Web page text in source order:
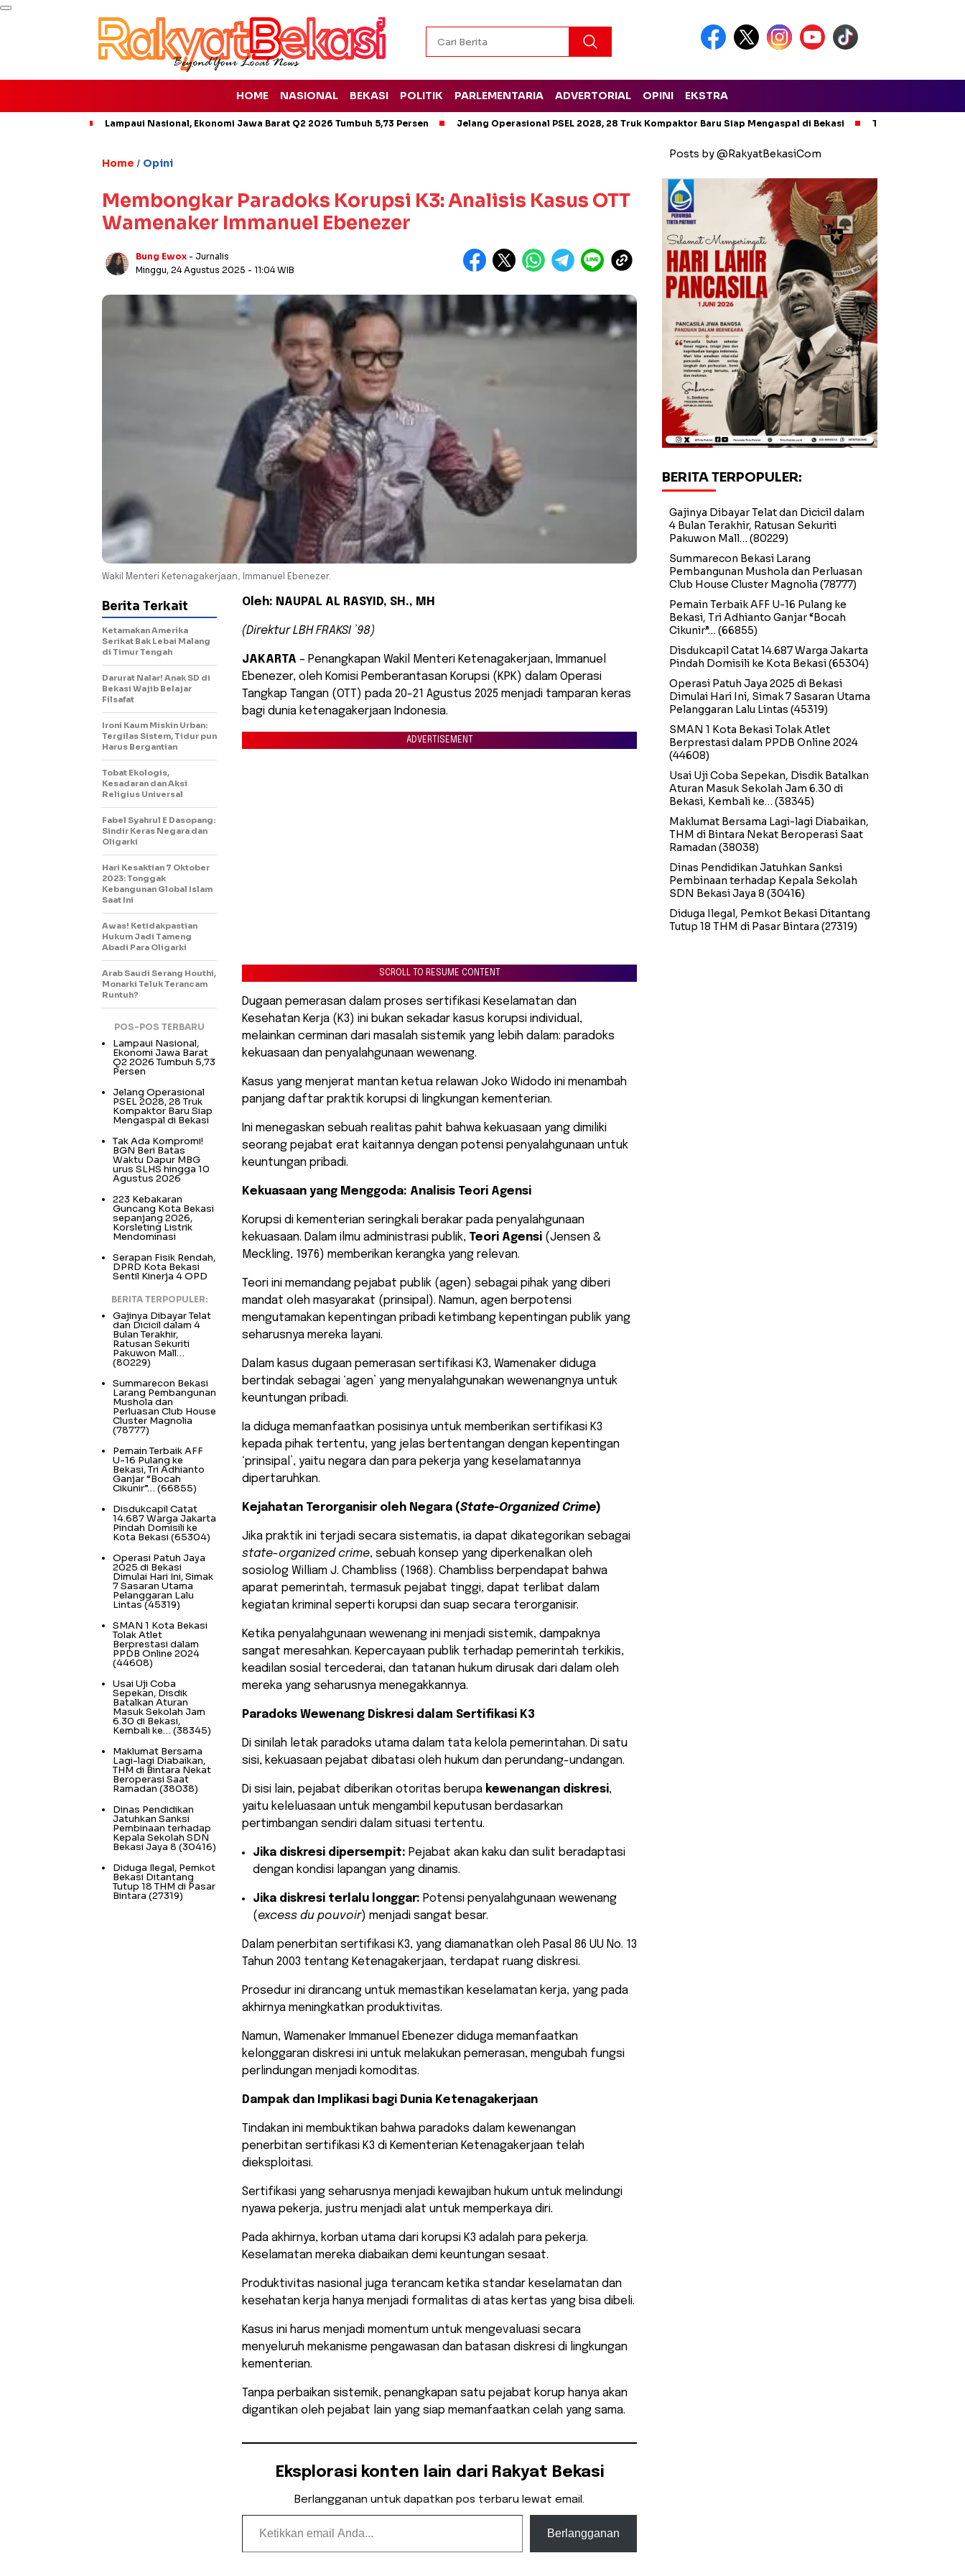
HOME NASIONAL BEKASI POLITIK PARLEMENTARIA ADVERTORIAL OPINI EKSTRA
Lampaui Nasional, Ekonomi Jawa Barat Q2 2026 Tumbuh 5,73 Persen Jelang Operasional PSEL 2028, 28 Truk Kompaktor Baru Siap Mengaspal di Bekasi Tak Ada
Home / Opini
Membongkar Paradoks Korupsi K3: Analisis Kasus OTT
Wamenaker Immanuel Ebenezer
Bung Ewox - Jurnalis
Minggu, 24 Agustus 2025 - 11:04 WIB
Wakil Menteri Ketenagakerjaan, Immanuel Ebenezer.
Oleh: NAUPAL AL RASYID, SH., MH
(Direktur LBH FRAKSI ’98)
JAKARTA – Penangkapan Wakil Menteri Ketenagakerjaan, Immanuel
Ebenezer, oleh Komisi Pemberantasan Korupsi (KPK) dalam Operasi
Tangkap Tangan (OTT) pada 20-21 Agustus 2025 menjadi tamparan keras
bagi dunia ketenagakerjaan Indonesia.
ADVERTISEMENT
SCROLL TO RESUME CONTENT
Dugaan pemerasan dalam proses sertifikasi Keselamatan dan
Kesehatan Kerja (K3) ini bukan sekadar kasus korupsi individual,
melainkan cerminan dari masalah sistemik yang lebih dalam: paradoks
kekuasaan dan penyalahgunaan wewenang.
Kasus yang menjerat mantan ketua relawan Joko Widodo ini menambah
panjang daftar praktik korupsi di lingkungan kementerian.
Ini menegaskan sebuah realitas pahit bahwa kekuasaan yang dimiliki
seorang pejabat erat kaitannya dengan potensi penyalahgunaan untuk
keuntungan pribadi.
Kekuasaan yang Menggoda: Analisis Teori Agensi
Korupsi di kementerian seringkali berakar pada penyalahgunaan
kekuasaan. Dalam ilmu administrasi publik, Teori Agensi (Jensen &
Meckling, 1976) memberikan kerangka yang relevan.
Teori ini memandang pejabat publik (agen) sebagai pihak yang diberi
mandat oleh masyarakat (prinsipal). Namun, agen berpotensi
mengutamakan kepentingan pribadi ketimbang kepentingan publik yang
seharusnya mereka layani.
Dalam kasus dugaan pemerasan sertifikasi K3, Wamenaker diduga
bertindak sebagai ‘agen’ yang menyalahgunakan wewenangnya untuk
keuntungan pribadi.
Ia diduga memanfaatkan posisinya untuk memberikan sertifikasi K3
kepada pihak tertentu, yang jelas bertentangan dengan kepentingan
‘prinsipal’, yaitu negara dan para pekerja yang keselamatannya
dipertaruhkan.
Kejahatan Terorganisir oleh Negara (State-Organized Crime)
Jika praktik ini terjadi secara sistematis, ia dapat dikategorikan sebagai
state-organized crime, sebuah konsep yang diperkenalkan oleh
sosiolog William J. Chambliss (1968). Chambliss berpendapat bahwa
aparat pemerintah, termasuk pejabat tinggi, dapat terlibat dalam
kegiatan kriminal seperti korupsi dan suap secara terorganisir.
​Ketika penyalahgunaan wewenang ini menjadi sistemik, dampaknya
sangat meresahkan. Kepercayaan publik terhadap pemerintah terkikis,
keadilan sosial tercederai, dan tatanan hukum dirusak dari dalam oleh
mereka yang seharusnya menegakkannya.
Paradoks Wewenang Diskresi dalam Sertifikasi K3
Di sinilah letak paradoks utama dalam tata kelola pemerintahan. Di satu
sisi, kekuasaan pejabat dibatasi oleh hukum dan perundang-undangan.
Di sisi lain, pejabat diberikan otoritas berupa kewenangan diskresi,
yaitu keleluasaan untuk mengambil keputusan berdasarkan
pertimbangan sendiri dalam situasi tertentu.
Jika diskresi dipersempit: Pejabat akan kaku dan sulit beradaptasi
dengan kondisi lapangan yang dinamis.
Jika diskresi terlalu longgar: Potensi penyalahgunaan wewenang
(excess du pouvoir) menjadi sangat besar.
Dalam penerbitan sertifikasi K3, yang diamanatkan oleh Pasal 86 UU No. 13
Tahun 2003 tentang Ketenagakerjaan, terdapat ruang diskresi.
Prosedur ini dirancang untuk memastikan keselamatan kerja, yang pada
akhirnya meningkatkan produktivitas.
Namun, Wamenaker Immanuel Ebenezer diduga memanfaatkan
kelonggaran diskresi ini untuk melakukan pemerasan, mengubah fungsi
perlindungan menjadi komoditas.
Dampak dan Implikasi bagi Dunia Ketenagakerjaan
Tindakan ini membuktikan bahwa paradoks dalam kewenangan
penerbitan sertifikasi K3 di Kementerian Ketenagakerjaan telah
dieksploitasi.
Sertifikasi yang seharusnya menjadi kewajiban hukum untuk melindungi
nyawa pekerja, justru menjadi alat untuk memperkaya diri.
Pada akhirnya, korban utama dari korupsi K3 adalah para pekerja.
Keselamatan mereka diabaikan demi keuntungan sesaat.
Produktivitas nasional juga terancam ketika standar keselamatan dan
kesehatan kerja hanya menjadi formalitas di atas kertas yang bisa dibeli.
Kasus ini harus menjadi momentum untuk mengevaluasi secara
menyeluruh mekanisme pengawasan dan batasan diskresi di lingkungan
kementerian.
Tanpa perbaikan sistemik, penangkapan satu pejabat korup hanya akan
digantikan oleh pejabat lain yang siap memanfaatkan celah yang sama.
Eksplorasi konten lain dari Rakyat Bekasi
Berlangganan untuk dapatkan pos terbaru lewat email.
Ketikkan email Anda...
Berlangganan
Berita Terkait
Ketamakan Amerika
Serikat Bak Lebai Malang
di Timur Tengah
Darurat Nalar! Anak SD di
Bekasi Wajib Belajar
Filsafat
Ironi Kaum Miskin Urban:
Tergilas Sistem, Tidur pun
Harus Bergantian
Tobat Ekologis,
Kesadaran dan Aksi
Religius Universal
Fabel Syahrul E Dasopang:
Sindir Keras Negara dan
Oligarki
Hari Kesaktian 7 Oktober
2023: Tonggak
Kebangunan Global Islam
Saat Ini
Awas! Ketidakpastian
Hukum Jadi Tameng
Abadi Para Oligarki
Arab Saudi Serang Houthi,
Monarki Teluk Terancam
Runtuh?
POS-POS TERBARU
Lampaui Nasional,
Ekonomi Jawa Barat
Q2 2026 Tumbuh 5,73
Persen
Jelang Operasional
PSEL 2028, 28 Truk
Kompaktor Baru Siap
Mengaspal di Bekasi
Tak Ada Kompromi!
BGN Beri Batas
Waktu Dapur MBG
urus SLHS hingga 10
Agustus 2026
223 Kebakaran
Guncang Kota Bekasi
sepanjang 2026,
Korsleting Listrik
Mendominasi
Serapan Fisik Rendah,
DPRD Kota Bekasi
Sentil Kinerja 4 OPD
BERITA TERPOPULER:
Gajinya Dibayar Telat
dan Dicicil dalam 4
Bulan Terakhir,
Ratusan Sekuriti
Pakuwon Mall…
(80229)
Summarecon Bekasi
Larang Pembangunan
Mushola dan
Perluasan Club House
Cluster Magnolia
(78777)
Pemain Terbaik AFF
U-16 Pulang ke
Bekasi, Tri Adhianto
Ganjar “Bocah
Cikunir”… (66855)
Disdukcapil Catat
14.687 Warga Jakarta
Pindah Domisili ke
Kota Bekasi (65304)
Operasi Patuh Jaya
2025 di Bekasi
Dimulai Hari Ini, Simak
7 Sasaran Utama
Pelanggaran Lalu
Lintas(45319)
SMAN 1 Kota Bekasi
Tolak Atlet
Berprestasi dalam
PPDB Online 2024
(44608)
Usai Uji Coba
Sepekan, Disdik
Batalkan Aturan
Masuk Sekolah Jam
6.30 di Bekasi,
Kembali ke… (38345)
Maklumat Bersama
Lagi-lagi Diabaikan,
THM di Bintara Nekat
Beroperasi Saat
Ramadan (38038)
Dinas Pendidikan
Jatuhkan Sanksi
Pembinaan terhadap
Kepala Sekolah SDN
Bekasi Jaya 8 (30416)
Diduga Ilegal, Pemkot
Bekasi Ditantang
Tutup 18 THM di Pasar
Bintara (27319)
Posts by @RakyatBekasiCom
BERITA TERPOPULER:
Gajinya Dibayar Telat dan Dicicil dalam
4 Bulan Terakhir, Ratusan Sekuriti
Pakuwon Mall… (80229)
Summarecon Bekasi Larang
Pembangunan Mushola dan Perluasan
Club House Cluster Magnolia (78777)
Pemain Terbaik AFF U-16 Pulang ke
Bekasi, Tri Adhianto Ganjar “Bocah
Cikunir”… (66855)
Disdukcapil Catat 14.687 Warga Jakarta
Pindah Domisili ke Kota Bekasi(65304)
Operasi Patuh Jaya 2025 di Bekasi
Dimulai Hari Ini, Simak 7 Sasaran Utama
Pelanggaran Lalu Lintas (45319)
SMAN 1 Kota Bekasi Tolak Atlet
Berprestasi dalam PPDB Online 2024
(44608)
Usai Uji Coba Sepekan, Disdik Batalkan
Aturan Masuk Sekolah Jam 6.30 di
Bekasi, Kembali ke… (38345)
Maklumat Bersama Lagi-lagi Diabaikan,
THM di Bintara Nekat Beroperasi Saat
Ramadan (38038)
Dinas Pendidikan Jatuhkan Sanksi
Pembinaan terhadap Kepala Sekolah
SDN Bekasi Jaya 8 (30416)
Diduga Ilegal, Pemkot Bekasi Ditantang
Tutup 18 THM di Pasar Bintara (27319)